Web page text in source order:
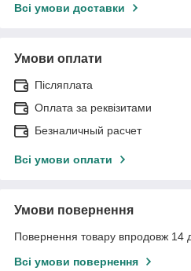
Всі умови доставки
Умови оплати
Післяплата
Оплата за реквізитами
Безналичный расчет
Всі умови оплати
Умови повернення
Повернення товару впродовж 14
Всі умови повернення